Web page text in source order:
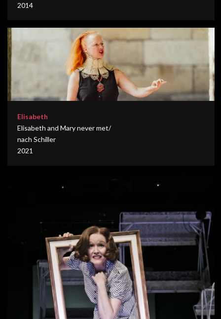
2014
Elisabeth
Elisabeth and Mary never met/
nach Schiller
2021